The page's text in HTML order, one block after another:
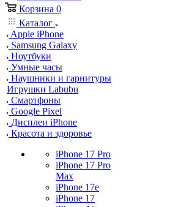
Корзина 0
Каталог
Apple iPhone
Samsung Galaxy
Ноутбуки
Умные часы
Наушники и гарнитуры
Игрушки Labubu
Смартфоны
Google Pixel
Дисплеи iPhone
Красота и здоровье
iPhone 17 Pro
iPhone 17 Pro
Max
iPhone 17e
iPhone 17